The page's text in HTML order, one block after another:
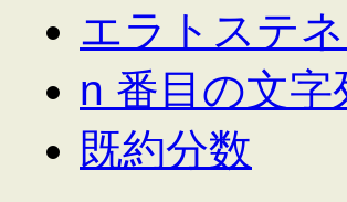
エラトステ
n 番目の文字
既約分数